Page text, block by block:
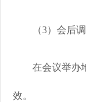
（3）会后调
在会议举办地
效。